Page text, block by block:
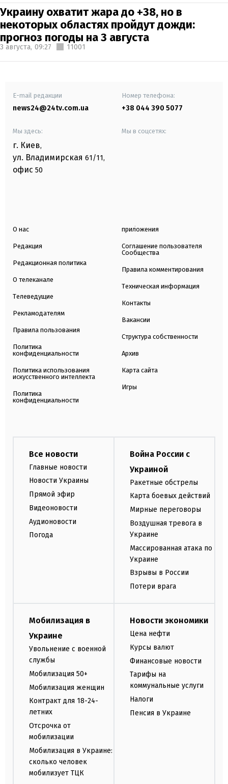
Украину охватит жара до +38, но в
некоторых областях пройдут дожди:
прогноз погоды на 3 августа
3 августа, 09:27 11001
E-mail редакции
news24@24tv.com.ua
Номер телефона:
+38 044 390 5077
Мы здесь:
г. Киев,
ул. Владимирская 61/11,
офис 50
Мы в соцсетях:
О нас
Редакция
Редакционная политика
О телеканале
Телеведущие
Рекламодателям
Правила пользования
Политика
конфиденциальности
Политика использования
искусственного интеллекта
Политика
конфиденциальности
приложения
Соглашение пользователя
Сообщества
Правила комментирования
Техническая информация
Контакты
Вакансии
Структура собственности
Архив
Карта сайта
Игры
Все новости
Главные новости
Новости Украины
Прямой эфир
Видеоновости
Аудионовости
Погода
Война России с
Украиной
Ракетные обстрелы
Карта боевых действий
Мирные переговоры
Воздушная тревога в
Украине
Массированная атака по
Украине
Взрывы в России
Потери врага
Мобилизация в
Украине
Увольнение с военной
службы
Мобилизация 50+
Мобилизация женщин
Контракт для 18-24-
летних
Отсрочка от
мобилизации
Мобилизация в Украине:
сколько человек
мобилизует ТЦК
Новости экономики
Цена нефти
Курсы валют
Финансовые новости
Тарифы на
коммунальные услуги
Налоги
Пенсия в Украине